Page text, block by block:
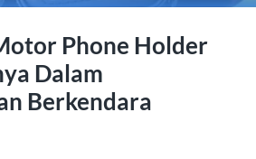
Phone Holder
Dalam
Berkendara